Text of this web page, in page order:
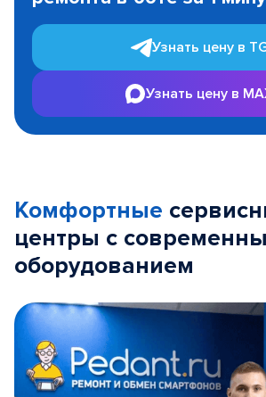
Узнать цену в
Узнать цену в
Комфортные
центры с
оборудованием